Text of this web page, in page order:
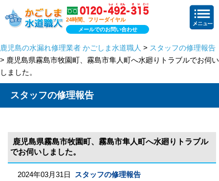
24時間、フリーダイヤル
メールでのお問い合わせ
鹿児島の水漏れ修理業者 かごしま水道職人 > スタッフの修理報告
> 鹿児島県霧島市牧園町、霧島市隼人町へ水廻りトラブルでお伺い
しました。
スタッフの修理報告
鹿児島県霧島市牧園町、霧島市隼人町へ水廻りトラブル
でお伺いしました。
2024年03月31日 スタッフの修理報告